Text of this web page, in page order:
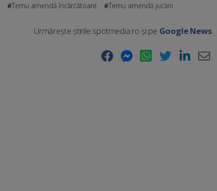
Temu amendă încărcătoare
Temu amendă jucării
Urmărește știrile spotmedia.ro și pe Google News
Facebook Messenger WhatsApp Twitter LinkedIn